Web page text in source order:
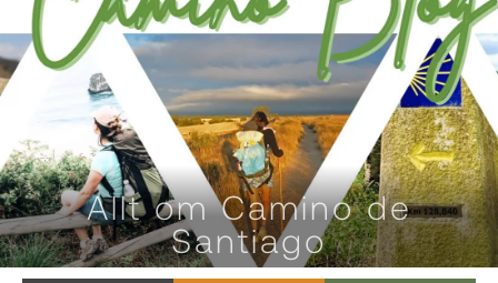
Allt om Camino de
Santiago